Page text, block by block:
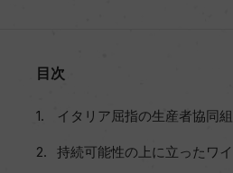
目次
イタリア屈指の生産者協同
持続可能性の上に立ったワ